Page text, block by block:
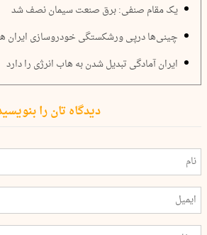
یک مقام صنفی: برق صنعت سیمان نصف شد
چینی‌ها درپی ورشکستگی خودروسازی ایران
ایران آمادگی تبدیل شدن به هاب انرژی را دارد
دیدگاه تان را